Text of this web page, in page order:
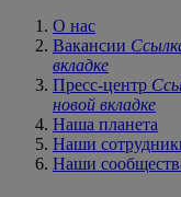
О нас
Вакансии
вкладке
Пресс-центр
новой вкладке
Наша планета
Наши
Наши